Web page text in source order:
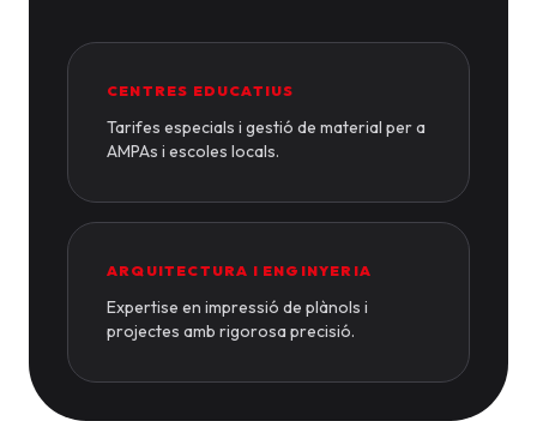
CENTRES EDUCATIUS
Tarifes especials i gestió de material per a
AMPAs i escoles locals.
ARQUITECTURA I ENGINYERIA
Expertise en impressió de plànols i
projectes amb rigorosa precisió.